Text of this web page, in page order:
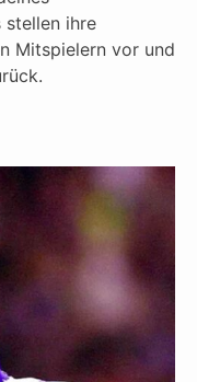
stellen ihre
Mitspielern vor und